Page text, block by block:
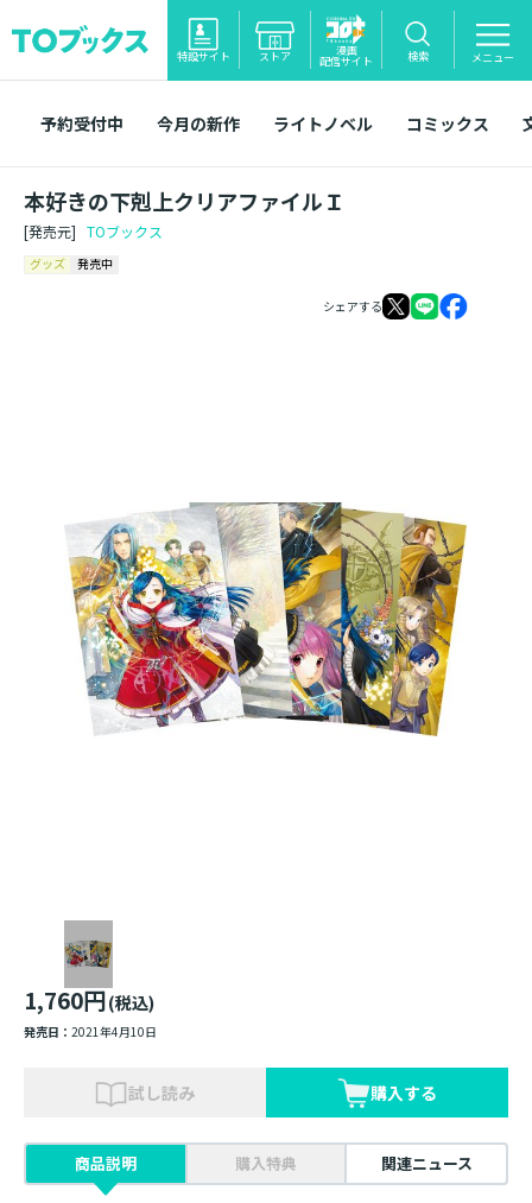
特設サイト ストア 漫画
配信サイト 検索 メニュー
予約受付中 今月の新作 ライトノベル コミックス
本好きの下剋上クリアファイルＩ
[発売元] TOブックス
グッズ 発売中
シェアする
1,760円(税込)
発売日： 2021年4月10日
試し読み 購入する
商品説明 購入特典 関連ニュース